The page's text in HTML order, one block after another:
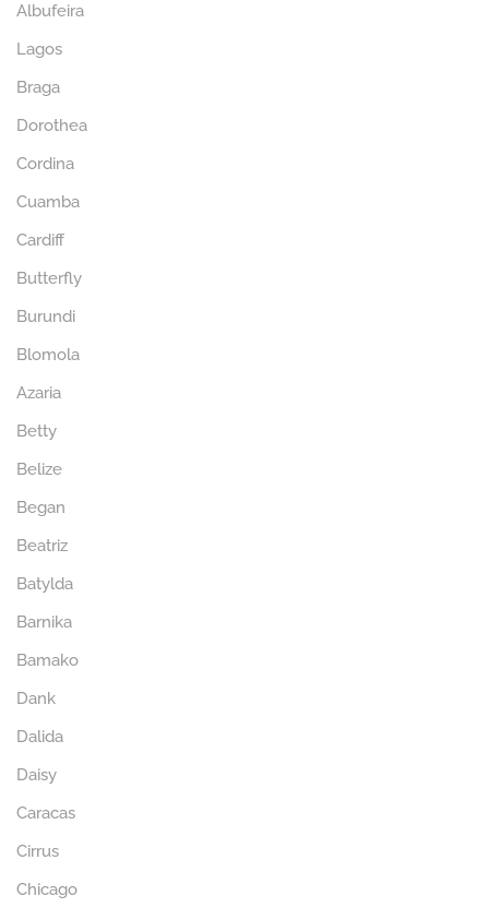
Albufeira
Lagos
Braga
Dorothea
Cordina
Cuamba
Cardiff
Butterfly
Burundi
Blomola
Azaria
Betty
Belize
Began
Beatriz
Batylda
Barnika
Bamako
Dank
Dalida
Daisy
Caracas
Cirrus
Chicago